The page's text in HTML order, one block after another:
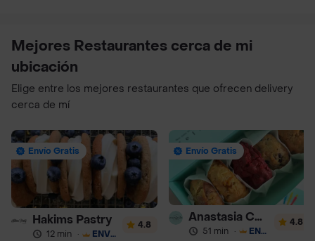
Mejores Restaurantes cerca de mi
ubicación
Elige entre los mejores restaurantes que ofrecen delivery
cerca de mí
Envío Gratis
Hakims Pastry
12 min · ENVÍO GRATIS
4.8
Envío Gratis
Anastasia Cookies
51 min · ENVÍO GRATIS
4.8